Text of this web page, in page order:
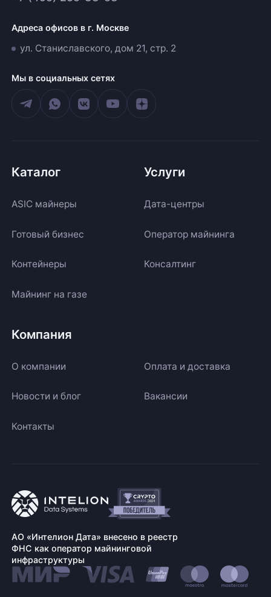
Адреса офисов в г. Москве
ул. Станиславского, дом 21, стр. 2
Мы в социальных сетях
Каталог
ASIC майнеры
Готовый бизнес
Контейнеры
Майнинг на газе
Услуги
Дата-центры
Оператор майнинга
Консалтинг
Компания
О компании Оплата и доставка
Новости и блог Вакансии
Контакты
АО «Интелион Дата» внесено в реестр
ФНС как оператор майнинговой
инфраструктуры